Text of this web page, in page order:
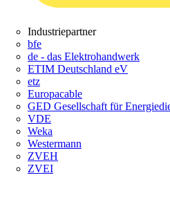
Industriepartner
bfe
de - das Elektrohandwerk
ETIM Deutschland eV
etz
Europacable
GED Gesellschaft für
VDE
Weka
Westermann
ZVEH
ZVEI